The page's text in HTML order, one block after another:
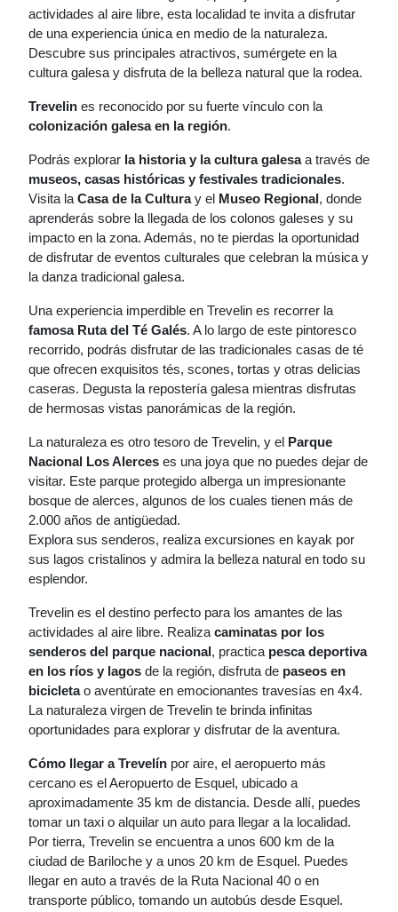
actividades al aire libre, esta localidad te invita a disfrutar
de una experiencia única en medio de la naturaleza.
Descubre sus principales atractivos, sumérgete en la
cultura galesa y disfruta de la belleza natural que la rodea.
Trevelin es reconocido por su fuerte vínculo con la
colonización galesa en la región.
Podrás explorar la historia y la cultura galesaa través de
museos, casas históricas y festivales tradicionales.
Visita la Casa de la Culturay el Museo Regional, donde
aprenderás sobre la llegada de los colonos galeses y su
impacto en la zona. Además, no te pierdas la oportunidad
de disfrutar de eventos culturales que celebran la música y
la danza tradicional galesa.
Una experiencia imperdible en Trevelin es recorrer la
famosa Ruta del Té Galés. A lo largo de este pintoresco
recorrido, podrás disfrutar de las tradicionales casas de té
que ofrecen exquisitos tés, scones, tortas y otras delicias
caseras. Degusta la repostería galesa mientras disfrutas
de hermosas vistas panorámicas de la región.
La naturaleza es otro tesoro de Trevelin, y el Parque
Nacional Los Alerces es una joya que no puedes dejar de
visitar. Este parque protegido alberga un impresionante
bosque de alerces, algunos de los cuales tienen más de
2.000 años de antigüedad.
Explora sus senderos, realiza excursiones en kayak por
sus lagos cristalinos y admira la belleza natural en todo su
esplendor.
Trevelin es el destino perfecto para los amantes de las
actividades al aire libre. Realiza caminatas por los
senderos del parque nacional, practica pesca deportiva
en los ríos y lagos de la región, disfruta de paseos en
bicicletao aventúrate en emocionantes travesías en 4x4.
La naturaleza virgen de Trevelin te brinda infinitas
oportunidades para explorar y disfrutar de la aventura.
Cómo llegar a Trevelín por aire, el aeropuerto más
cercano es el Aeropuerto de Esquel, ubicado a
aproximadamente 35 km de distancia. Desde allí, puedes
tomar un taxi o alquilar un auto para llegar a la localidad.
Por tierra, Trevelin se encuentra a unos 600 km de la
ciudad de Bariloche y a unos 20 km de Esquel. Puedes
llegar en auto a través de la Ruta Nacional 40 o en
transporte público, tomando un autobús desde Esquel.